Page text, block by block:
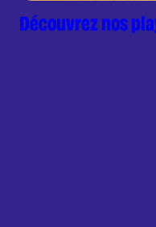
Découvrez nos